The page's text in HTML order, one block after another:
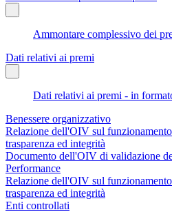
Ammontare complessivo dei
Dati relativi ai premi
Dati relativi ai premi - in
Benessere organizzativo
Relazione dell'OIV sul
trasparenza ed integrità
Documento dell'OIV di validazione
Performance
Relazione dell'OIV sul
trasparenza ed integrità
Enti controllati